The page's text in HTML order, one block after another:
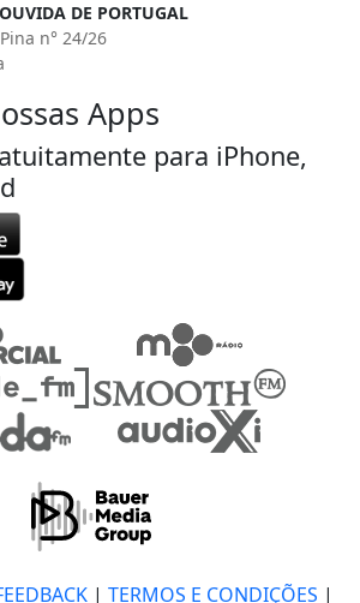
DE PORTUGAL
n° 24/26
Apps
para iPhone,
| TERMOS E CONDIÇÕES |